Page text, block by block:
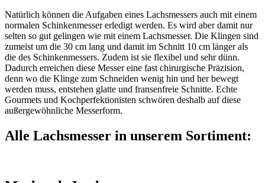
Natürlich können die Aufgaben eines Lachsmessers auch mit einem
normalen Schinkenmesser erledigt werden. Es wird aber damit nur
selten so gut gelingen wie mit einem Lachsmesser. Die Klingen sind
zumeist um die 30 cm lang und damit im Schnitt 10 cm länger als
die des Schinkenmessers. Zudem ist sie flexibel und sehr dünn.
Dadurch erreichen diese Messer eine fast chirurgische Präzision,
denn wo die Klinge zum Schneiden wenig hin und her bewegt
werden muss, entstehen glatte und fransenfreie Schnitte. Echte
Gourmets und Kochperfektionisten schwören deshalb auf diese
außergewöhnliche Messerform.
Alle Lachsmesser in unserem Sortiment: